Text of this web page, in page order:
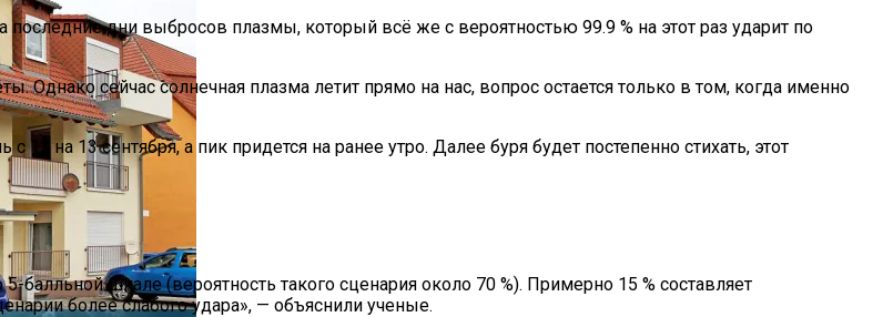
Код Шифра
дни выбросов плазмы, который всё же с вероятностью 99.9 % на этот раз ударит по
сейчас солнечная плазма летит прямо на нас, вопрос остается только в том, когда именно
на 13 сентября, а пик придется на ранее утро. Далее буря будет постепенно стихать, этот
шкале (вероятность такого сценария около 70 %). Примерно 15 % составляет
более слабого удара», — объяснили ученые.